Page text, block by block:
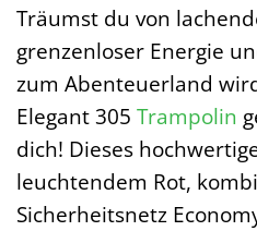
Träumst du von
grenzenloser Energie
zum Abenteuerland
Elegant 305 Trampolin
dich! Dieses
leuchtendem Rot,
Sicherheitsnetz